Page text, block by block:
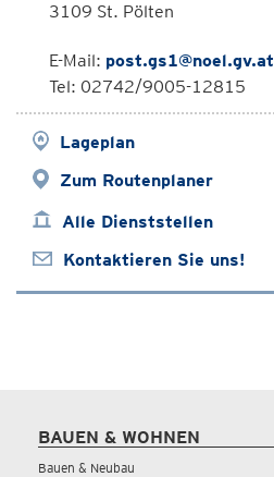
3109 St. Pölten
E-Mail: post.gs1@noel.gv.at
Tel: 02742/9005-12815
Lageplan
Zum Routenplaner
Alle Dienststellen
Kontaktieren Sie uns!
BAUEN & WOHNEN
Bauen & Neubau